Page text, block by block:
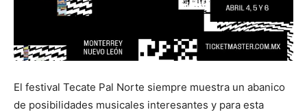
El festival Tecate Pal Norte siempre muestra un abanico
de posibilidades musicales interesantes y para esta